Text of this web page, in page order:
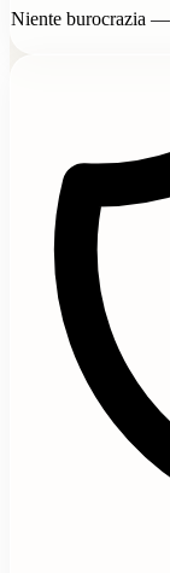
Niente burocrazia —